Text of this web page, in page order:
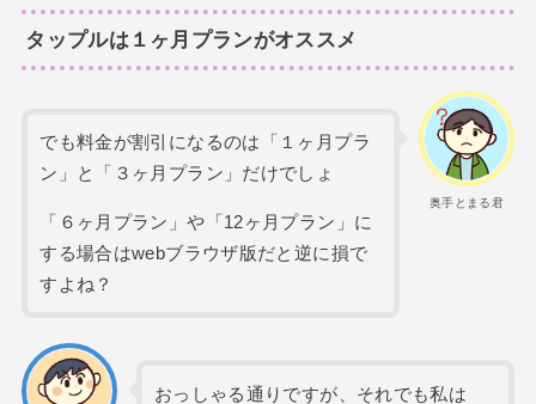
タップルは１ヶ月プランがオススメ
奥手とまる君
でも料金が割引になるのは「１ヶ月プラ
ン」と「３ヶ月プラン」だけでしょ
「６ヶ月プラン」や「12ヶ月プラン」に
する場合はwebブラウザ版だと逆に損で
すよね？
おっしゃる通りですが、それでも私は